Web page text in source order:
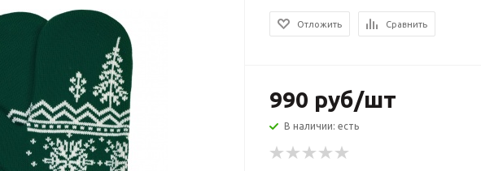
Отложить Сравнить
990 руб/шт
В наличии: есть